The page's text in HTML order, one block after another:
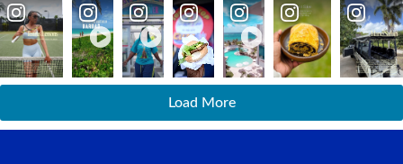
Load More